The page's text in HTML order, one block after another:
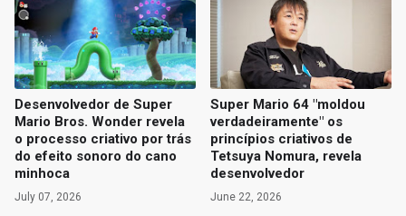
Desenvolvedor de Super
Mario Bros. Wonder revela
o processo criativo por trás
do efeito sonoro do cano
minhoca
July 07, 2026
Super Mario 64 "moldou
verdadeiramente" os
princípios criativos de
Tetsuya Nomura, revela
desenvolvedor
June 22, 2026